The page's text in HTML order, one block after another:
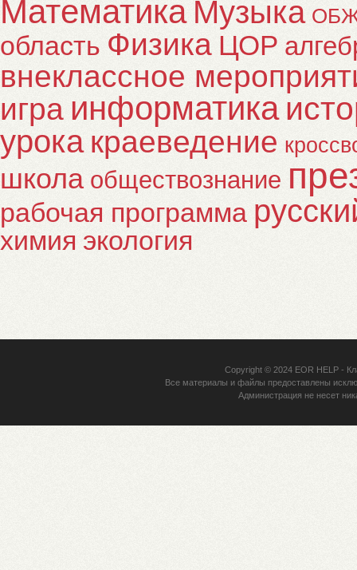
Математика Музыка
область Физика ЦОР
внеклассное
игра информатика
урока краеведение
школа обществознание
рабочая программа
химия экология
Copyright © 2024 EOR HELP-
Все материалы и файлы предоставлены
Администрация не несет